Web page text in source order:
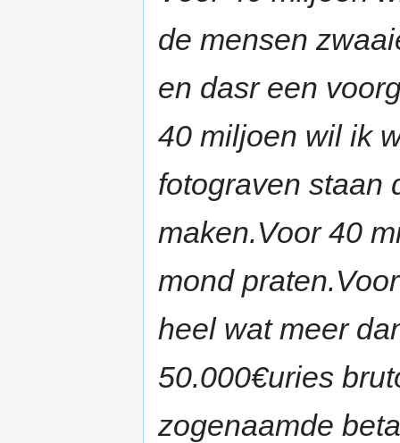
de mensen
en dasr een
40 miljoen wil ik
fotograven staan
maken.Voor 40
mond
heel wat meer
50.000€uries
zogenaamde